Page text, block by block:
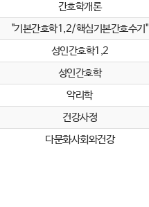
간호학개론
"기본간호학1,2/핵심기본간호수기"
성인간호학1,2
성인간호학
약리학
건강사정
다문화사회와건강